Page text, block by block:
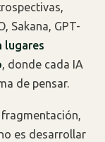
Sakana, GPT-
lugares
, donde cada IA
de pensar.
es desarrollar